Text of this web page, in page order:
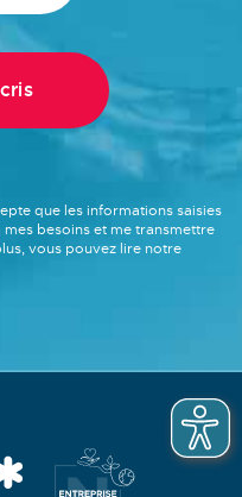
que les informations saisies
besoins et me transmettre
vous pouvez lire notre